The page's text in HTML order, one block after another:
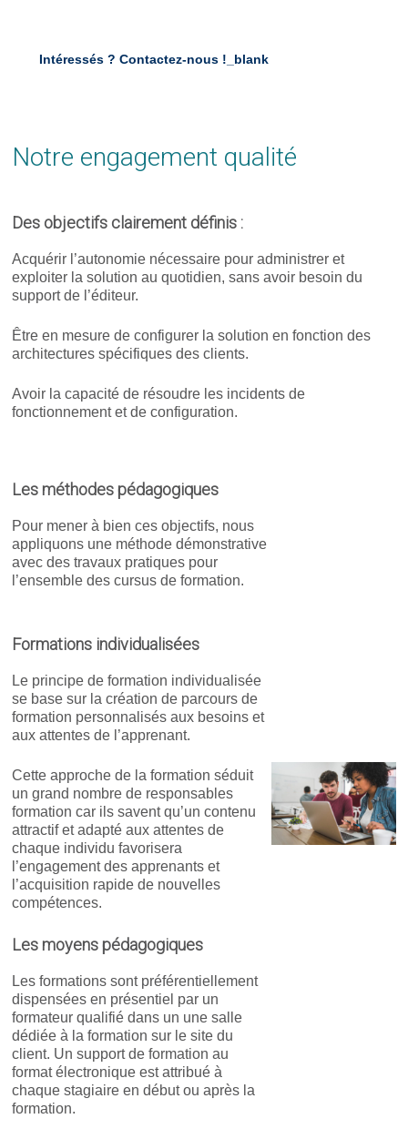
Intéressés ? Contactez-nous ! _blank
Notre engagement qualité
Des objectifs clairement définis :
Acquérir l’autonomie nécessaire pour administrer et
exploiter la solution au quotidien, sans avoir besoin du
support de l’éditeur.
Être en mesure de configurer la solution en fonction des
architectures spécifiques des clients.
Avoir la capacité de résoudre les incidents de
fonctionnement et de configuration.
Les méthodes pédagogiques
Pour mener à bien ces objectifs, nous
appliquons une méthode démonstrative
avec des travaux pratiques pour
l’ensemble des cursus de formation.
Formations individualisées
Le principe de formation individualisée
se base sur la création de parcours de
formation personnalisés aux besoins et
aux attentes de l’apprenant.
Cette approche de la formation séduit
un grand nombre de responsables
formation car ils savent qu’un contenu
attractif et adapté aux attentes de
chaque individu favorisera
l’engagement des apprenants et
l’acquisition rapide de nouvelles
compétences.
Les moyens pédagogiques
Les formations sont préférentiellement
dispensées en présentiel par un
formateur qualifié dans un une salle
dédiée à la formation sur le site du
client. Un support de formation au
format électronique est attribué à
chaque stagiaire en début ou après la
formation.